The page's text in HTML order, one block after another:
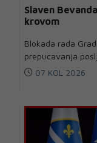
Slaven
krovom
Blokada rada
prepucavanja
07 KOL 2026